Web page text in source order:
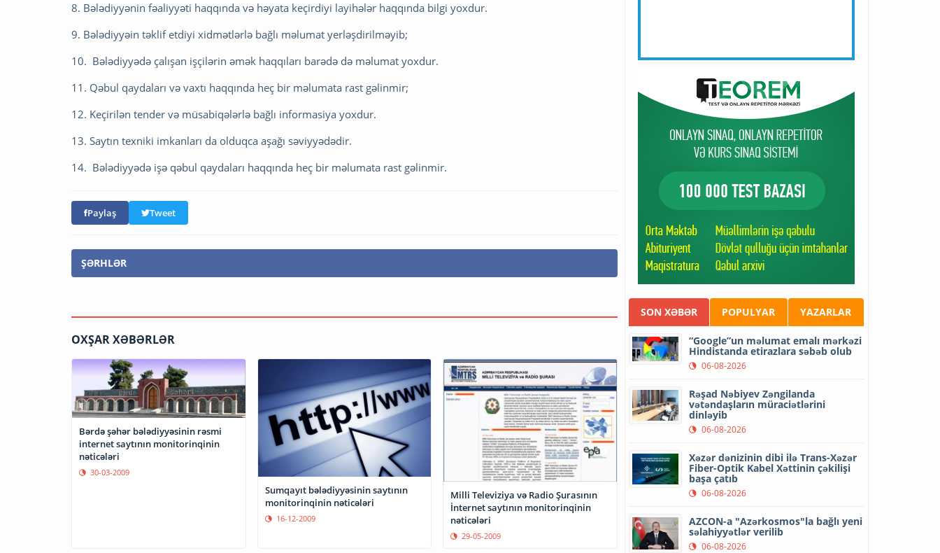
8. Bələdiyyənin fəaliyyəti haqqında və həyata keçirdiyi layihələr haqqında bilgi yoxdur.
9. Bələdiyyəin təklif etdiyi xidmətlərlə bağlı məlumat yerləşdirilməyib;
10. Bələdiyyədə çalışan işçilərin əmək haqqıları barədə də məlumat yoxdur.
11. Qəbul qaydaları və vaxtı haqqında heç bir məlumata rast gəlinmir;
12. Keçirilən tender və müsabiqələrlə bağlı informasiya yoxdur.
13. Saytın texniki imkanları da olduqca aşağı səviyyədədir.
14. Bələdiyyədə işə qəbul qaydaları haqqında heç bir məlumata rast gəlinmir.
Paylaş Tweet
ŞƏRHLƏR
OXŞAR XƏBƏRLƏR
Bərdə şəhər bələdiyyəsinin rəsmi
internet saytının monitorinqinin
nəticələri
30-03-2009
Sumqayıt bələdiyyəsinin saytının
monitorinqinin nəticələri
16-12-2009
Milli Televiziya və Radio Şurasının
İnternet saytının monitorinqinin
nəticələri
29-05-2009
SON XƏBƏR POPULYAR YAZARLAR
“Google”un məlumat emalı mərkəzi
Hindistanda etirazlara səbəb olub
06-08-2026
Rəşad Nəbiyev Zəngilanda
vətəndaşların müraciətlərini
dinləyib
06-08-2026
Xəzər dənizinin dibi ilə Trans-Xəzər
Fiber-Optik Kabel Xəttinin çəkilişi
başa çatıb
06-08-2026
AZCON-a "Azərkosmos"la bağlı yeni
səlahiyyətlər verilib
06-08-2026